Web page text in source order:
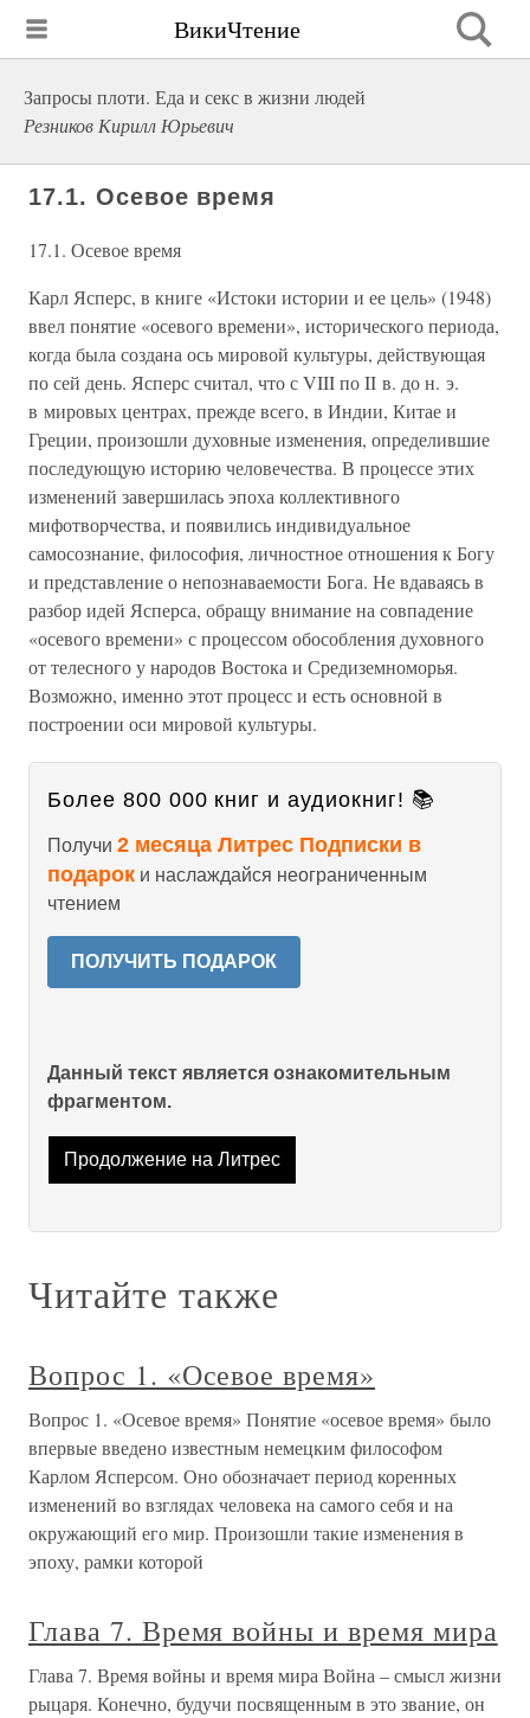
ВикиЧтение
Запросы плоти. Еда и секс в жизни людей
Резников Кирилл Юрьевич
17.1. Осевое время
17.1. Осевое время
Карл Ясперс, в книге «Истоки истории и ее цель» (1948)
ввел понятие «осевого времени», исторического периода,
когда была создана ось мировой культуры, действующая
по сей день. Ясперс считал, что с VIII по II в. до н. э.
в мировых центрах, прежде всего, в Индии, Китае и
Греции, произошли духовные изменения, определившие
последующую историю человечества. В процессе этих
изменений завершилась эпоха коллективного
мифотворчества, и появились индивидуальное
самосознание, философия, личностное отношения к Богу
и представление о непознаваемости Бога. Не вдаваясь в
разбор идей Ясперса, обращу внимание на совпадение
«осевого времени» с процессом обособления духовного
от телесного у народов Востока и Средиземноморья.
Возможно, именно этот процесс и есть основной в
построении оси мировой культуры.
Более 800 000 книг и аудиокниг! 📚
Получи 2 месяца Литрес Подписки в
подарок и наслаждайся неограниченным
чтением
ПОЛУЧИТЬ ПОДАРОК
Данный текст является ознакомительным
фрагментом.
Продолжение на Литрес
Читайте также
Вопрос 1. «Осевое время»
Вопрос 1. «Осевое время» Понятие «осевое время» было
впервые введено известным немецким философом
Карлом Ясперсом. Оно обозначает период коренных
изменений во взглядах человека на самого себя и на
окружающий его мир. Произошли такие изменения в
эпоху, рамки которой
Глава 7. Время войны и время мира
Глава 7. Время войны и время мира Война – смысл жизни
рыцаря. Конечно, будучи посвященным в это звание, он